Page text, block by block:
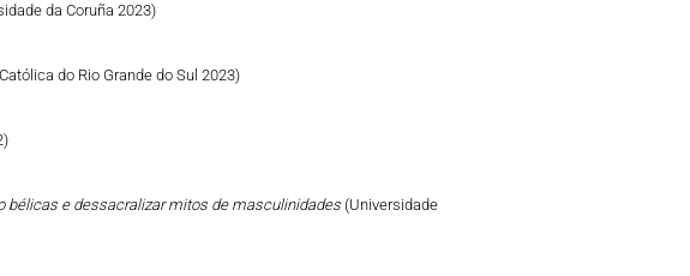
da Coruña 2023)
do Rio Grande do Sul 2023)
bélicas e dessacralizar mitos de masculinidades (Universidade